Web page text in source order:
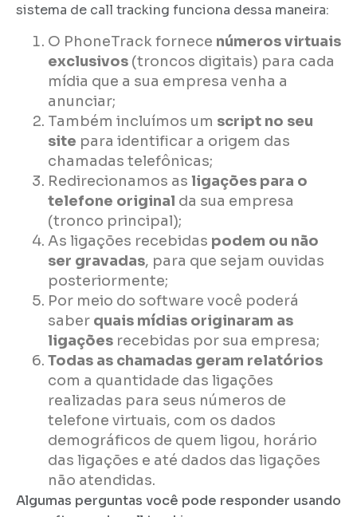
sistema de call tracking funciona dessa maneira:
O PhoneTrack fornece números virtuais
exclusivos (troncos digitais) para cada
mídia que a sua empresa venha a
anunciar;
Também incluímos um script no seu
site para identificar a origem das
chamadas telefônicas;
Redirecionamos as ligações para o
telefone original da sua empresa
(tronco principal);
As ligações recebidas podem ou não
ser gravadas, para que sejam ouvidas
posteriormente;
Por meio do software você poderá
saber quais mídias originaram as
ligações recebidas por sua empresa;
Todas as chamadas geram relatórios
com a quantidade das ligações
realizadas para seus números de
telefone virtuais, com os dados
demográficos de quem ligou, horário
das ligações e até dados das ligações
não atendidas.
Algumas perguntas você pode responder usando